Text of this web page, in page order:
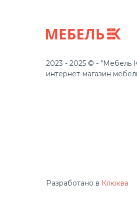
Разработано в Клюква
2023 - 2025 © - "Мебель
интернет-магазин